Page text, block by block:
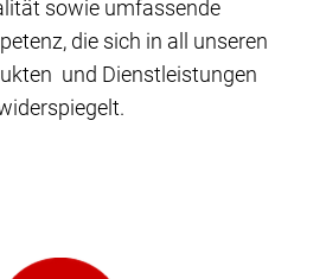
sowie umfassende
die sich in all unseren
und Dienstleistungen